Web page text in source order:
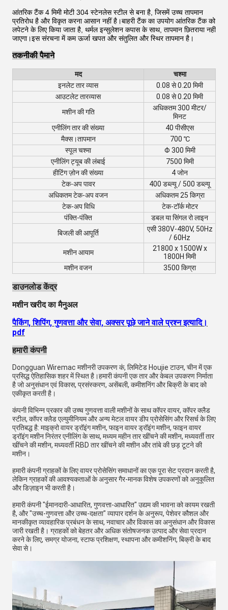
आंतरिक टैंक 4 मिमी मोटी 304 स्टेनलेस स्टील से बना है, जिसमें उच्च तापमान
प्रतिरोध है और विकृत करना आसान नहीं है।बाहरी टैंक का उपयोग आंतरिक टैंक को
लपेटने के लिए किया जाता है, थर्मल इन्सुलेशन कपास के साथ, तापमान छितराया नहीं
जाएगा।इस संरचना में कम ऊर्जा खपत और संतुलित और स्थिर तापमान है।
तकनीकी पैमाने
मद
चश्मा
इनलेट तार व्यास
0.08 से 0.20 मिमी
आउटलेट तारव्यास
0.08 से 0.20 मिमी
मशीन की गति
अधिकतम 300 मीटर/
मिनट
एनीलिंग तार की संख्या
40 पीसीएस
मैक्स।तापमान
700 ℃
स्पूल चश्मा
Φ 300 मिमी
एनीलिंग ट्यूब की लंबाई
7500 मिमी
हीटिंग ज़ोन की संख्या
4 जोन
टेक-अप पावर
400 डब्ल्यू / 500 डब्ल्यू
अधिकतम टेक-अप वजन
अधिकतम 25 किग्रा
टेक-अप विधि
टेक-टॉर्क मोटर
पंक्ति-पंक्ति
डबल या सिंगल रो लाइन
बिजली की आपूर्ति
एसी 380V-480V, 50Hz
/ 60Hz
मशीन आयाम
21800 x 1500W x
1800H मिमी
मशीन वजन
3500 किग्रा
डाउनलोड केंद्र
मशीन खरीद का मैनुअल
पैकिंग, शिपिंग, गुणवत्ता और सेवा, अक्सर पूछे जाने वाले प्रश्न इत्यादि।
pdf
हमारी कंपनी
Dongguan Wiremac मशीनरी उपकरण कं, लिमिटेड Houjie टाउन, चीन में एक
प्रसिद्ध ऐतिहासिक शहर में स्थित है।हमारी कंपनी एक तार और केबल उपकरण निर्माता
है जो अनुसंधान एवं विकास, प्रसंस्करण, असेंबली, कमीशनिंग और बिक्री के बाद को
एकीकृत करती है।
कंपनी विभिन्न प्रकार की उच्च गुणवत्ता वाली मशीनों के साथ कॉपर वायर, कॉपर क्लैड
स्टील, कॉपर क्लैड एल्युमीनियम और अन्य मेटल वायर डीप प्रोसेसिंग और रिसर्च के लिए
प्रतिबद्ध है: माइक्रो वायर ड्रॉइंग मशीन, फाइन वायर ड्रॉइंग मशीन, फाइन वायर
ड्रॉइंग मशीन निरंतर एनीलिंग के साथ, मध्यम महीन तार खींचने की मशीन, मध्यवर्ती तार
खींचने की मशीन, मध्यवर्ती RBD तार खींचने की मशीन और तांबे की छड़ टूटने की
मशीन।
हमारी कंपनी ग्राहकों के लिए वायर प्रोसेसिंग समाधानों का एक पूरा सेट प्रदान करती है,
लेकिन ग्राहकों की आवश्यकताओं के अनुसार गैर-मानक विशेष उपकरणों को अनुकूलित
और डिज़ाइन भी करती है।
हमारी कंपनी "ईमानदारी-आधारित, गुणवत्ता-आधारित" उद्यम की भावना को कायम रखती
है, और "उच्च-गुणवत्ता और उच्च-दक्षता" व्यापार दर्शन के अनुरूप, पेशेवर कौशल और
मानकीकृत व्यावहारिक प्रबंधन के साथ, नवाचार और विकास का अनुसंधान और विकास
जारी रखती है। ग्राहकों को बेहतर और अधिक संतोषजनक उत्पाद और सेवा प्रदान
करने के लिए, समग्र योजना, स्टाफ प्रशिक्षण, स्थापना और कमीशनिंग, बिक्री के बाद
सेवा से।